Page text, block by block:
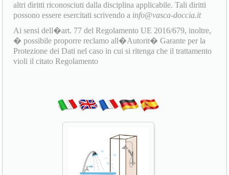
altri diritti riconosciuti dalla disciplina applicabile. Tali diritti
possono essere esercitati scrivendo a info@vasca-doccia.it
Ai sensi dell�art. 77 del Regolamento UE 2016/679, inoltre,
� possibile proporre reclamo all�Autorit� Garante per la
Protezione dei Dati nel caso in cui si ritenga che il trattamento
violi il citato Regolamento